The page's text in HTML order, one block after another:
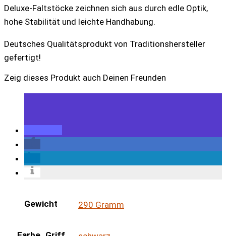
Deluxe-Faltstöcke zeichnen sich aus durch edle Optik,
hohe Stabilität und leichte Handhabung.
Deutsches Qualitätsprodukt von Traditionshersteller
gefertigt!
Zeig dieses Produkt auch Deinen Freunden
Gewicht 290 Gramm